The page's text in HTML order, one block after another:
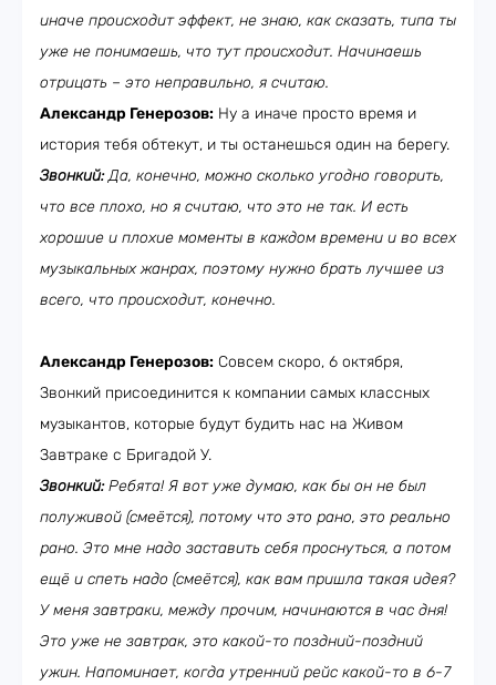
иначе происходит эффект, не знаю, как сказать, типа ты
уже не понимаешь, что тут происходит. Начинаешь
отрицать – это неправильно, я считаю.
Александр Генерозов: Ну а иначе просто время и
история тебя обтекут, и ты останешься один на берегу.
Звонкий:Да, конечно, можно сколько угодно говорить,
что все плохо, но я считаю, что это не так. И есть
хорошие и плохие моменты в каждом времени и во всех
музыкальных жанрах, поэтому нужно брать лучшее из
всего, что происходит, конечно.
Александр Генерозов: Совсем скоро, 6 октября,
Звонкий присоединится к компании самых классных
музыкантов, которые будут будить нас на Живом
Завтраке с Бригадой У.
Звонкий:Ребята! Я вот уже думаю, как бы он не был
полуживой (смеётся), потому что это рано, это реально
рано. Это мне надо заставить себя проснуться, а потом
ещё и спеть надо (смеётся), как вам пришла такая идея?
У меня завтраки, между прочим, начинаются в час дня!
Это уже не завтрак, это какой-то поздний-поздний
ужин. Напоминает, когда утренний рейс какой-то в 6-7